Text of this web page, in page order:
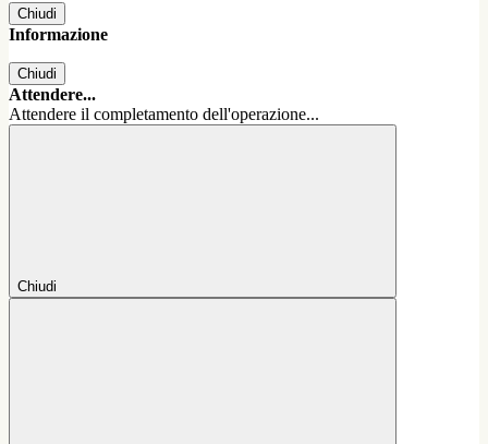
Chiudi
Informazione
Chiudi
Attendere...
Attendere il completamento dell'operazione...
Chiudi